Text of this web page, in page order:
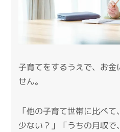
子育てをするうえで、お金
せん。
「他の子育て世帯に比べ
少ない？」「うちの月収